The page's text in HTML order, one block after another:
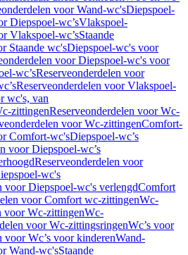
voor Wand-wc'sDiepspoel-
Diepspoel-wc’sVlakspoel-
Vlakspoel-wc’sStaande
Staande wc'sDiepspoel-wc's voor
voor Diepspoel-wc's voor
wc’sReserveonderdelen voor
Reserveonderdelen voor Vlakspoel-
wc's, van
zittingenReserveonderdelen voor Wc-
voor Wc-zittingenComfort-
Comfort-wc'sDiepspoel-wc’s
voor Diepspoel-wc’s
Reserveonderdelen voor
wc's
voor Diepspoel-wc's verlengdComfort
voor Comfort wc-zittingenWc-
voor Wc-zittingenWc-
voor Wc-zittingsringenWc’s voor
voor Wc’s voor kinderenWand-
Wand-wc'sStaande